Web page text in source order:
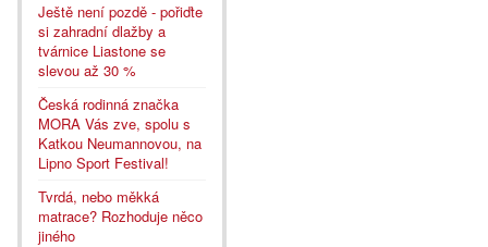
Ještě není pozdě - pořiďte
si zahradní dlažby a
tvárnice Liastone se
slevou až 30 %
Česká rodinná značka
MORA Vás zve, spolu s
Katkou Neumannovou, na
Lipno Sport Festival!
Tvrdá, nebo měkká
matrace? Rozhoduje něco
jiného